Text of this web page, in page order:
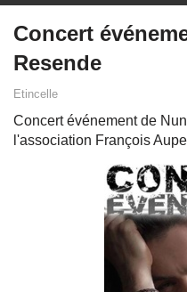
Concert
Resende
Etincelle
Concert événement de
l'association François